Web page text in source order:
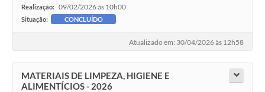
Realização: 09/02/2026 às 10h00
Situação: CONCLUÍDO
Atualizado em: 30/04/2026 às 12h58
MATERIAIS DE LIMPEZA, HIGIENE E
ALIMENTÍCIOS - 2026